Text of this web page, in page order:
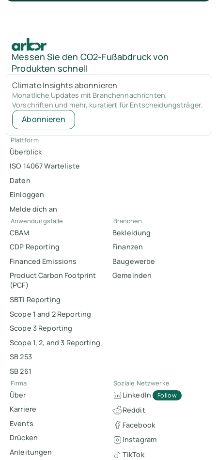
Messen Sie den CO2-Fußabdruck von
Produkten schnell
Climate Insights abonnieren
Monatliche Updates mit Branchennachrichten,
Vorschriften und mehr, kuratiert für Entscheidungsträger.
Abonnieren
Plattform
Überblick
ISO 14067 Warteliste
Daten
Einloggen
Melde dich an
Anwendungsfälle
CBAM
CDP Reporting
Financed Emissions
Product Carbon Footprint
(PCF)
SBTi Reporting
Scope 1 and 2 Reporting
Scope 3 Reporting
Scope 1, 2, and 3 Reporting
SB 253
SB 261
Branchen
Bekleidung
Finanzen
Baugewerbe
Gemeinden
Firma
Über
Karriere
Events
Drücken
Anleitungen
Soziale Netzwerke
LinkedIn Follow
Reddit
Facebook
Instagram
TikTok